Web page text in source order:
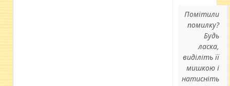
Помітили
помилку?
Будь
ласка,
виділіть її
мишкою і
натисніть